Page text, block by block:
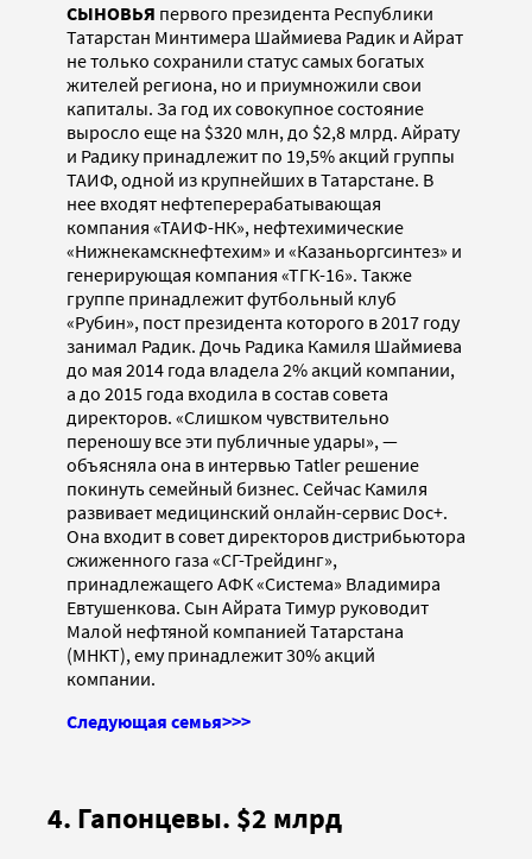
СЫНОВЬЯ первого президента Республики
Татарстан Минтимера Шаймиева Радик и Айрат
не только сохранили статус самых богатых
жителей региона, но и приумножили свои
капиталы. За год их совокупное состояние
выросло еще на $320 млн, до $2,8 млрд. Айрату
и Радику принадлежит по 19,5% акций группы
ТАИФ, одной из крупнейших в Татарстане. В
нее входят нефтеперерабатывающая
компания «ТАИФ-НК», нефтехимические
«Нижнекамскнефтехим» и «Казаньоргсинтез» и
генерирующая компания «ТГК-16». Также
группе принадлежит футбольный клуб
«Рубин», пост президента которого в 2017 году
занимал Радик. Дочь Радика Камиля Шаймиева
до мая 2014 года владела 2% акций компании,
а до 2015 года входила в состав совета
директоров. «Слишком чувствительно
переношу все эти публичные удары», —
объясняла она в интервью Tatler решение
покинуть семейный бизнес. Сейчас Камиля
развивает медицинский онлайн-сервис Doc+.
Она входит в совет директоров дистрибьютора
сжиженного газа «СГ-Трейдинг»,
принадлежащего АФК «Система» Владимира
Евтушенкова. Сын Айрата Тимур руководит
Малой нефтяной компанией Татарстана
(МНКТ), ему принадлежит 30% акций
компании.
Следующая семья>>>
4. Гапонцевы. $2 млрд